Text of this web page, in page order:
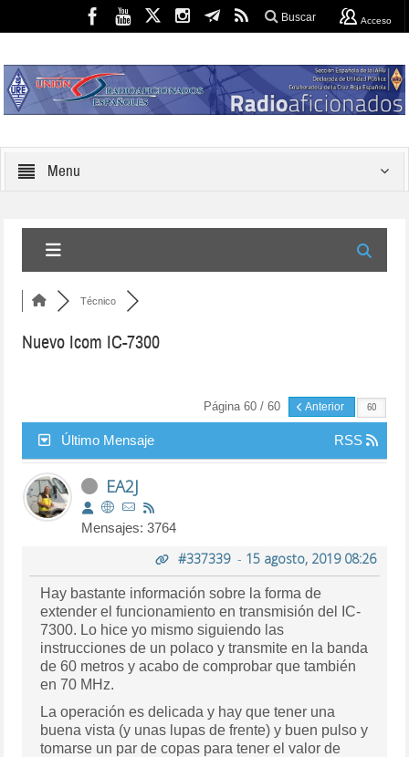
Buscar Acceso
Menu
Técnico
Nuevo Icom IC-7300
Página 60 / 60 Anterior
Último Mensaje RSS
EA2J
Mensajes: 3764
#337339- 15 agosto, 2019 08:26
Hay bastante información sobre la forma de
extender el funcionamiento en transmisión del IC-
7300. Lo hice yo mismo siguiendo las
instrucciones de un polaco y transmite en la banda
de 60 metros y acabo de comprobar que también
en 70 MHz.
La operación es delicada y hay que tener una
buena vista (y unas lupas de frente) y buen pulso y
tomarse un par de copas para tener el valor de